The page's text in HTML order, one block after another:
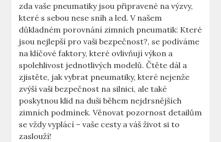
zda vaše pneumatiky jsou připravené na výzvy,
které s sebou nese sníh a led. V našem
důkladném porovnání zimních pneumatik: Které
jsou nejlepší pro vaši bezpečnost?, se podíváme
na klíčové faktory, které ovlivňují výkon a
spolehlivost jednotlivých modelů. Čtěte dál a
zjistěte, jak vybrat pneumatiky, které nejenže
zvýší vaši bezpečnost na silnici, ale také
poskytnou klid na duši během nejdrsnějších
zimních podmínek. Věnovat pozornost detailům
se vždy vyplácí – vaše cesty a váš život si to
zaslouží!